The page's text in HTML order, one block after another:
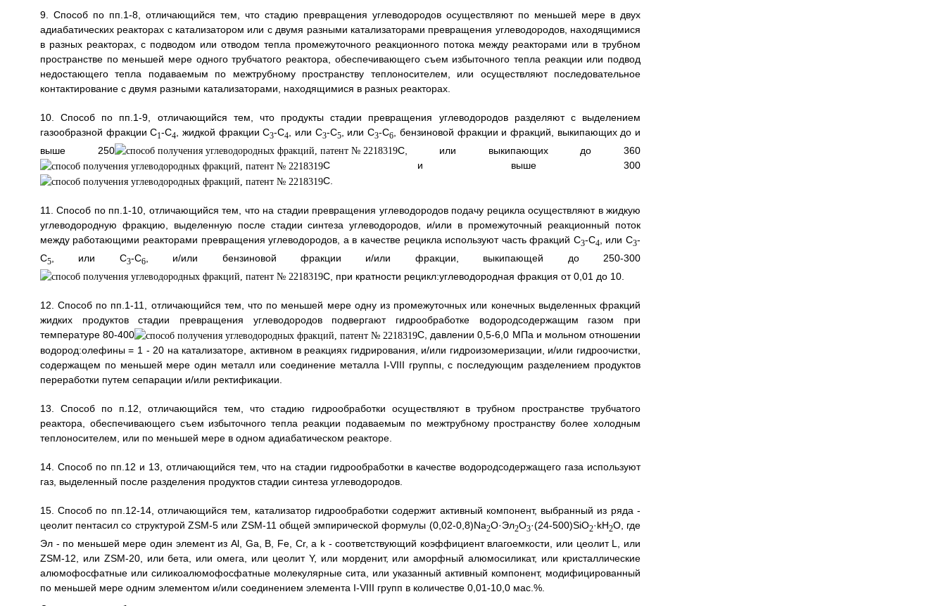
9. Способ по пп.1-8, отличающийся тем, что стадию превращения углеводородов осуществляют по меньшей мере в двух
адиабатических реакторах с катализатором или с двумя разными катализаторами превращения углеводородов, находящимися
в разных реакторах, с подводом или отводом тепла промежуточного реакционного потока между реакторами или в трубном
пространстве по меньшей мере одного трубчатого реактора, обеспечивающего съем избыточного тепла реакции или подвод
недостающего тепла подаваемым по межтрубному пространству теплоносителем, или осуществляют последовательное
контактирование с двумя разными катализаторами, находящимися в разных реакторах.
10. Способ по пп.1-9, отличающийся тем, что продукты стадии превращения углеводородов разделяют с выделением
газообразной фракции C1-C4 , жидкой фракции С3-С4 , или C3-C5 , или С3-C6
, бензиновой фракции и фракций, выкипающих до и
выше 250
С, или выкипающих до 360
С и выше 300
С.
11. Способ по пп.1-10, отличающийся тем, что на стадии превращения углеводородов подачу рецикла осуществляют в жидкую
углеводородную фракцию, выделенную после стадии синтеза углеводородов, и/или в промежуточный реакционный поток
между работающими реакторами превращения углеводородов, а в качестве рецикла используют часть фракций С3-С4 , или C3-
C5 , или С3-C6, и/или бензиновой фракции и/или фракции, выкипающей до 250-300
С, при кратности рецикл:углеводородная фракция от 0,01 до 10.
12. Способ по пп.1-11, отличающийся тем, что по меньшей мере одну из промежуточных или конечных выделенных фракций
жидких продуктов стадии превращения углеводородов подвергают гидрообработке водородсодержащим газом при
температуре 80-400
С, давлении 0,5-6,0 МПа и мольном отношении
водород:олефины = 1 - 20 на катализаторе, активном в реакциях гидрирования, и/или гидроизомеризации, и/или гидроочистки,
содержащем по меньшей мере один металл или соединение металла I-VIII группы, с последующим разделением продуктов
переработки путем сепарации и/или ректификации.
13. Способ по п.12, отличающийся тем, что стадию гидрообработки осуществляют в трубном пространстве трубчатого
реактора, обеспечивающего съем избыточного тепла реакции подаваемым по межтрубному пространству более холодным
теплоносителем, или по меньшей мере в одном адиабатическом реакторе.
14. Способ по пп.12 и 13, отличающийся тем, что на стадии гидрообработки в качестве водородсодержащего газа используют
газ, выделенный после разделения продуктов стадии синтеза углеводородов.
15. Способ по пп.12-14, отличающийся тем, катализатор гидрообработки содержит активный компонент, выбранный из ряда -
цеолит пентасил со структурой ZSM-5 или ZSM-11 общей эмпирической формулы (0,02-0,8)Nа2O·Эл2O3·(24-500)SiO2·kН2O, где
Эл - по меньшей мере один элемент из Al, Ga, В, Fe, Cr, a k - соответствующий коэффициент влагоемкости, или цеолит L, или
ZSM-12, или ZSM-20, или бета, или омега, или цеолит Y, или морденит, или аморфный алюмосиликат, или кристаллические
алюмофосфатные или силикоалюмофосфатные молекулярные сита, или указанный активный компонент, модифицированный
по меньшей мере одним элементом и/или соединением элемента I-VIII групп в количестве 0,01-10,0 мас.%.